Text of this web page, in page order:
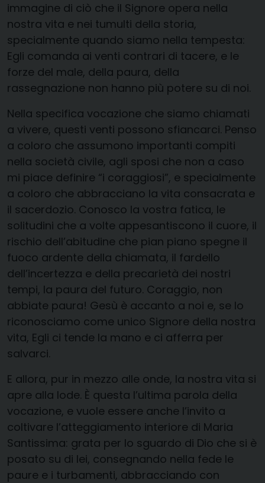
immagine di ciò che il Signore opera nella
nostra vita e nei tumulti della storia,
specialmente quando siamo nella tempesta:
Egli comanda ai venti contrari di tacere, e le
forze del male, della paura, della
rassegnazione non hanno più potere su di noi.
Nella specifica vocazione che siamo chiamati
a vivere, questi venti possono sfiancarci. Penso
a coloro che assumono importanti compiti
nella società civile, agli sposi che non a caso
mi piace definire “i coraggiosi”, e specialmente
a coloro che abbracciano la vita consacrata e
il sacerdozio. Conosco la vostra fatica, le
solitudini che a volte appesantiscono il cuore, il
rischio dell’abitudine che pian piano spegne il
fuoco ardente della chiamata, il fardello
dell’incertezza e della precarietà dei nostri
tempi, la paura del futuro. Coraggio, non
abbiate paura! Gesù è accanto a noi e, se lo
riconosciamo come unico Signore della nostra
vita, Egli ci tende la mano e ci afferra per
salvarci.
E allora, pur in mezzo alle onde, la nostra vita si
apre alla lode. È questa l’ultima parola della
vocazione, e vuole essere anche l’invito a
coltivare l’atteggiamento interiore di Maria
Santissima: grata per lo sguardo di Dio che si è
posato su di lei, consegnando nella fede le
paure e i turbamenti, abbracciando con